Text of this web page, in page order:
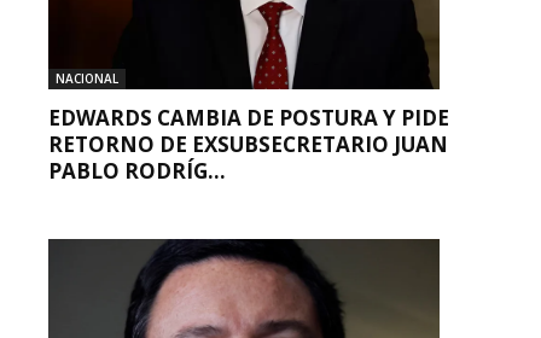
NACIONAL
EDWARDS CAMBIA DE POSTURA Y PIDE
RETORNO DE EXSUBSECRETARIO JUAN
PABLO RODRÍG...